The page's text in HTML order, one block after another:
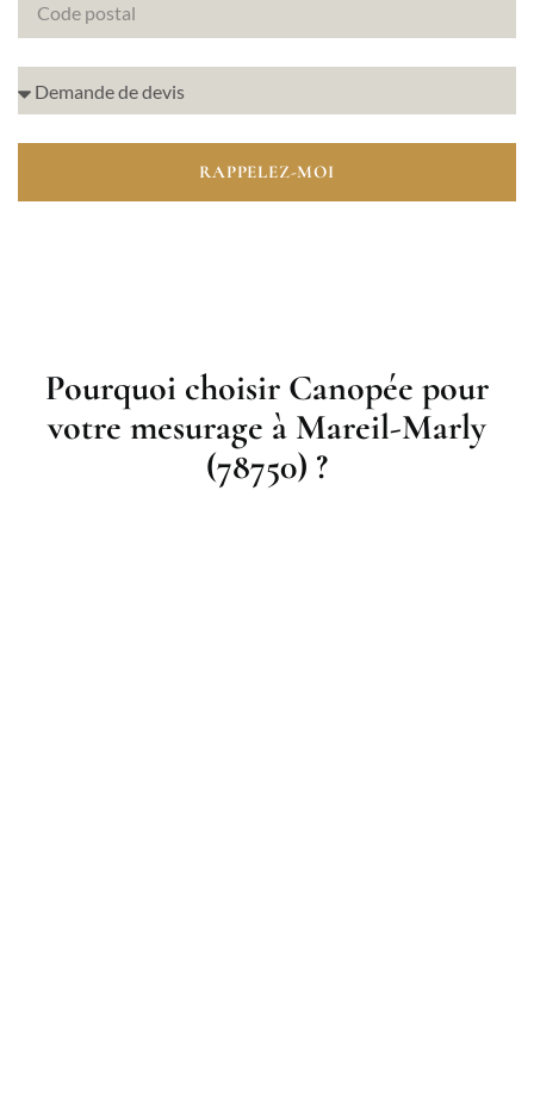
RAPPELEZ-MOI
Pourquoi choisir Canopée pour
votre mesurage à Mareil-Marly
(78750) ?